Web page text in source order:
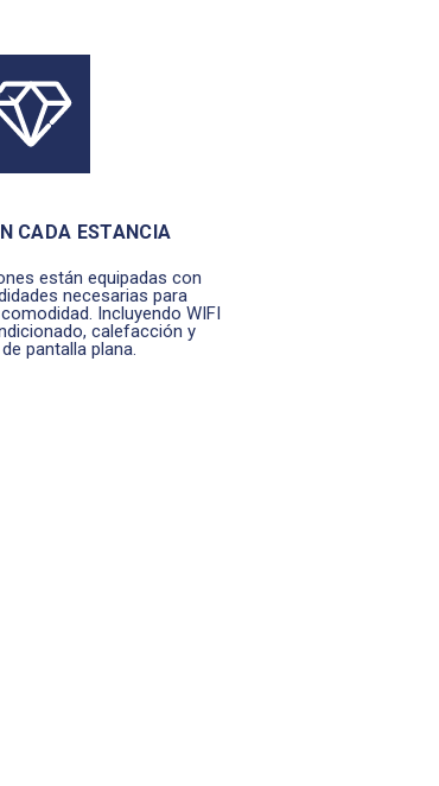
CADA ESTANCIA
están equipadas con
necesarias para
Incluyendo WIFI
calefacción y
pantalla plana.